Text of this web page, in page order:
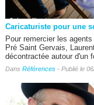
Caricaturiste pour une
Pour remercier les
Pré Saint Gervais,
décontractée autour d'un
Dans Références- Publié le